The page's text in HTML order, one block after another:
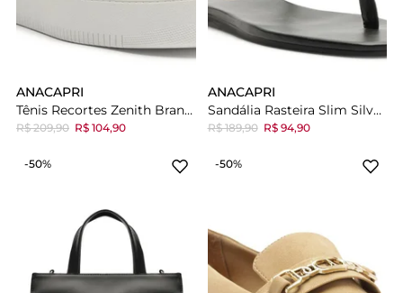
ANACAPRI
Tênis Recortes Zenith Branco E Bege
R$ 209,90 R$ 104,90
ANACAPRI
Sandália Rasteira Slim Silver Preta
R$ 189,90 R$ 94,90
-50% -50%